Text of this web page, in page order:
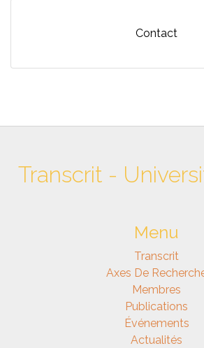
Contact
Transcrit -
Menu
Transcrit
Axes De
Membres
Publications
Événements
Actualités